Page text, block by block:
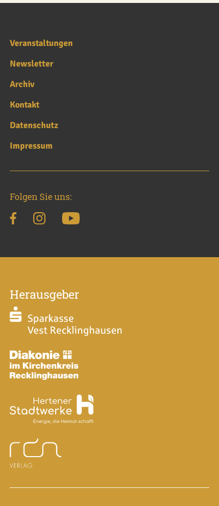
Veranstaltungen
Newsletter
Archiv
Kontakt
Datenschutz
Impressum
Folgen Sie uns:
Herausgeber